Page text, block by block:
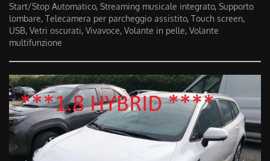
Start/Stop Automatico, Streaming musicale integrato, Supporto
lombare, Telecamera per parcheggio assistito, Touch screen,
USB, Vetri oscurati, Vivavoce, Volante in pelle, Volante
multifunzione